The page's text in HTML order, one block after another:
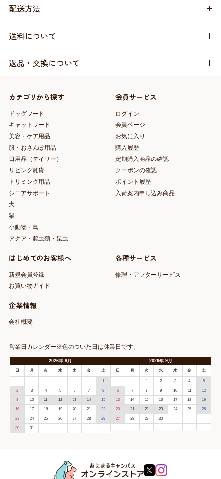
配送方法
送料について
返品・交換について
カテゴリから探す
ドッグフード
キャットフード
美容・ケア用品
服・おさんぽ用品
日用品（デイリー）
リビング雑貨
トリミング用品
シニアサポート
犬
猫
小動物・鳥
アクア・爬虫類・昆虫
会員サービス
ログイン
会員ページ
お気に入り
購入履歴
定期購入商品の確認
クーポンの確認
ポイント履歴
入荷案内申し込み商品
はじめてのお客様へ
新規会員登録
お買い物ガイド
各種サービス
修理・アフターサービス
企業情報
会社概要
営業日カレンダー※色のついた日は休業日です。
2026年 8月
日 月 火 水 木 金 土
1
2 3 4 5 6 7 8
9 10 11 12 13 14 15
16 17 18 19 20 21 22
23 24 25 26 27 28 29
30 31
2026年9月
日 月 火 水 木 金 土
1 2 3 4 5
6 7 8 9 10 11 12
13 14 15 16 17 18 19
20 21 22 23 24 25 26
27 28 29 30